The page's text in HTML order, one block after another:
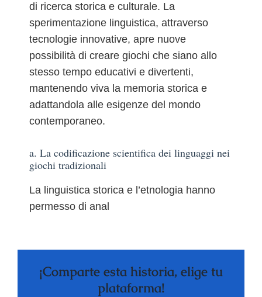
di ricerca storica e culturale. La
sperimentazione linguistica, attraverso
tecnologie innovative, apre nuove
possibilità di creare giochi che siano allo
stesso tempo educativi e divertenti,
mantenendo viva la memoria storica e
adattandola alle esigenze del mondo
contemporaneo.
a. La codificazione scientifica dei linguaggi nei
giochi tradizionali
La linguistica storica e l’etnologia hanno
permesso di anal
¡Comparte esta historia, elige tu
plataforma!